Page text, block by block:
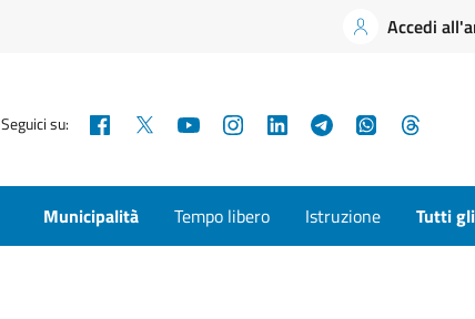
Accedi
Seguici su: Facebook YouTubeInstagramLinkedInTelegramWhatsApp
Municipalità Tempo libero Istruzione Tutti